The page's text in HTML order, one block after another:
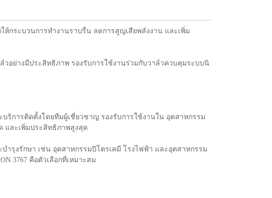
กระบวนการทำงานราบรื่น ลดการสูญเสียพลังงาน และเพิ่ม
อย่างมีประสิทธิภาพ รองรับการใช้งานร่วมกับวาล์วควบคุมระบบนิ
การติดตั้งโดยทีมผู้เชี่ยวชาญ รองรับการใช้งานใน อุตสาหกรรม
และเพิ่มประสิทธิภาพสูงสุด
ำรุงรักษา เช่น อุตสาหกรรมปิโตรเคมี โรงไฟฟ้า และอุตสาหกรรม
3767 คือตัวเลือกที่เหมาะสม